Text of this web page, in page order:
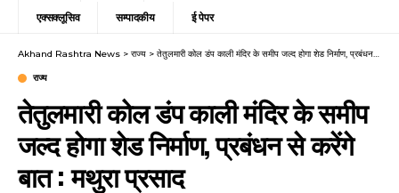
एक्सक्लूसिव सम्पादकीय ई पेपर
Akhand Rashtra News > राज्य > तेतुलमारी कोल डंप काली मंदिर के समीप जल्द होगा शेड निर्माण, प्रबंधन से करेंगे बात : मथुरा प्रसाद
राज्य
तेतुलमारी कोल डंप काली मंदिर के समीप
जल्द होगा शेड निर्माण, प्रबंधन से करेंगे
बात : मथुरा प्रसाद